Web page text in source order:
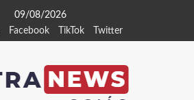
09/08/2026
Facebook TikTok Twitter